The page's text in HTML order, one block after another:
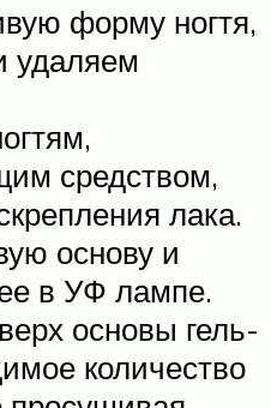
форму ногтя,
удаляем
средством,
лака.
основу и
в УФ лампе.
основы гель-
количество